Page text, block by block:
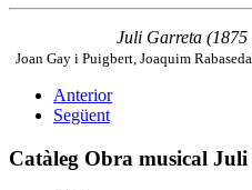
Juli Garreta
Joan Gay i Puigbert, Joaquim
Anterior
Següent
Catàleg Obra musical